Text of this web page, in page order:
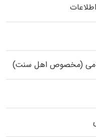
(مخصوص اهل سنت)